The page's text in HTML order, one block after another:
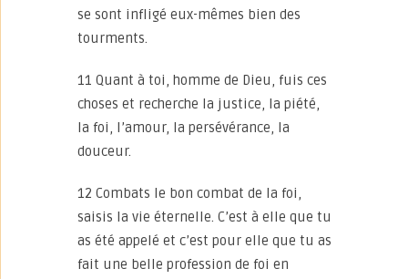
se sont infligé eux-mêmes bien des
tourments.
11 Quant à toi, homme de Dieu, fuis ces
choses et recherche la justice, la piété,
la foi, l’amour, la persévérance, la
douceur.
12 Combats le bon combat de la foi,
saisis la vie éternelle. C’est à elle que tu
as été appelé et c’est pour elle que tu as
fait une belle profession de foi en